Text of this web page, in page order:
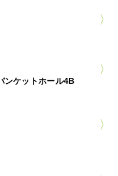
ンケットホール4B